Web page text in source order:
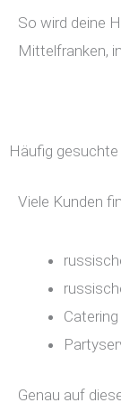
So wird deine
Mittelfranken,
Häufig
Viele Kunden
Genau auf